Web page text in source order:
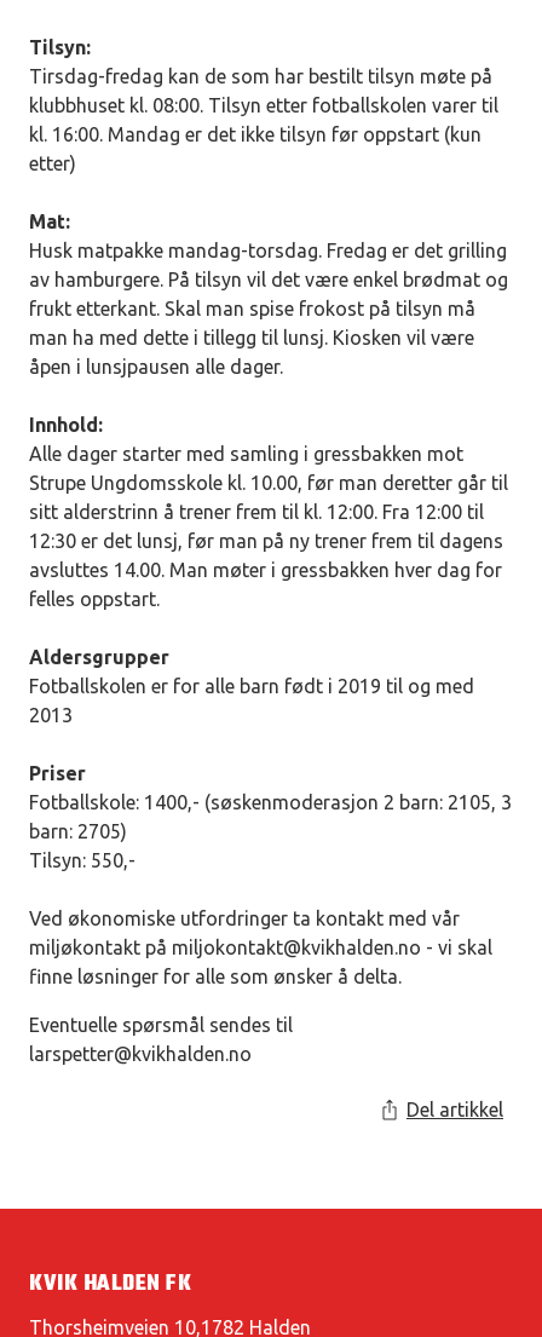
Tilsyn:
Tirsdag-fredag kan de som har bestilt tilsyn møte på
klubbhuset kl. 08:00. Tilsyn etter fotballskolen varer til
kl. 16:00. Mandag er det ikke tilsyn før oppstart (kun
etter)
Mat:
Husk matpakke mandag-torsdag. Fredag er det grilling
av hamburgere. På tilsyn vil det være enkel brødmat og
frukt etterkant. Skal man spise frokost på tilsyn må
man ha med dette i tillegg til lunsj. Kiosken vil være
åpen i lunsjpausen alle dager.
Innhold:
Alle dager starter med samling i gressbakken mot
Strupe Ungdomsskole kl. 10.00, før man deretter går til
sitt alderstrinn å trener frem til kl. 12:00. Fra 12:00 til
12:30 er det lunsj, før man på ny trener frem til dagens
avsluttes 14.00. Man møter i gressbakken hver dag for
felles oppstart.
Aldersgrupper
Fotballskolen er for alle barn født i 2019 til og med
2013
Priser
Fotballskole: 1400,- (søskenmoderasjon 2 barn: 2105, 3
barn: 2705)
Tilsyn: 550,-
Ved økonomiske utfordringer ta kontakt med vår
miljøkontakt på miljokontakt@kvikhalden.no - vi skal
finne løsninger for alle som ønsker å delta.
Eventuelle spørsmål sendes til
larspetter@kvikhalden.no
Del artikkel
KVIK HALDEN FK
Thorsheimveien 10,1782 Halden